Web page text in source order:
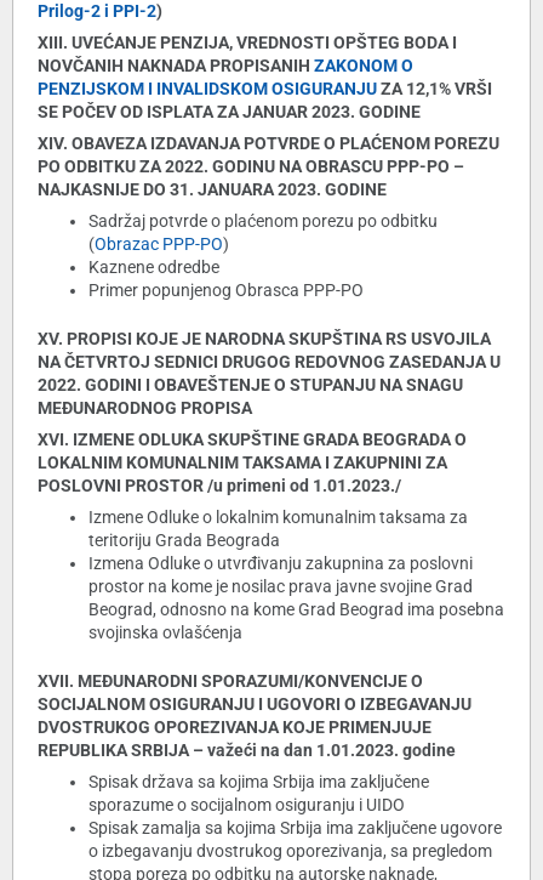
Prilog-2 i PPI-2)
XIII. UVEĆANJE PENZIJA, VREDNOSTI OPŠTEG BODA I
NOVČANIH NAKNADA PROPISANIH ZAKONOM O
PENZIJSKOM I INVALIDSKOM OSIGURANJUZA 12,1% VRŠI
SE POČEV OD ISPLATA ZA JANUAR 2023. GODINE
XIV. OBAVEZA IZDAVANJA POTVRDE O PLAĆENOM POREZU
PO ODBITKU ZA 2022. GODINU NA OBRASCU PPP-PO –
NAJKASNIJE DO 31. JANUARA 2023. GODINE
Sadržaj potvrde o plaćenom porezu po odbitku
(Obrazac PPP-PO)
Kaznene odredbe
Primer popunjenog Obrasca PPP-PO
XV. PROPISI KOJE JE NARODNA SKUPŠTINA RS USVOJILA
NA ČETVRTOJ SEDNICI DRUGOG REDOVNOG ZASEDANJA U
2022. GODINI I OBAVEŠTENJE O STUPANJU NA SNAGU
MEĐUNARODNOG PROPISA
XVI. IZMENE ODLUKA SKUPŠTINE GRADA BEOGRADA O
LOKALNIM KOMUNALNIM TAKSAMA I ZAKUPNINI ZA
POSLOVNI PROSTOR /u primeni od 1.01.2023./
Izmene Odluke o lokalnim komunalnim taksama za
teritoriju Grada Beograda
Izmena Odluke o utvrđivanju zakupnina za poslovni
prostor na kome je nosilac prava javne svojine Grad
Beograd, odnosno na kome Grad Beograd ima posebna
svojinska ovlašćenja
XVII. MEĐUNARODNI SPORAZUMI/KONVENCIJE O
SOCIJALNOM OSIGURANJU I UGOVORI O IZBEGAVANJU
DVOSTRUKOG OPOREZIVANJA KOJE PRIMENJUJE
REPUBLIKA SRBIJA – važeći na dan 1.01.2023. godine
Spisak država sa kojima Srbija ima zaključene
sporazume o socijalnom osiguranju i UIDO
Spisak zamalja sa kojima Srbija ima zaključene ugovore
o izbegavanju dvostrukog oporezivanja, sa pregledom
stopa poreza po odbitku na autorske naknade,